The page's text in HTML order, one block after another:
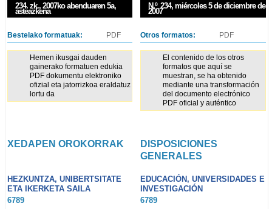
234. zk., 2007ko abenduaren 5a,
asteazkena
N.º 234, miércoles 5 de diciembre de
2007
Bestelako formatuak: PDF
Hemen ikusgai dauden
gainerako formatuen edukia
PDF dokumentu elektroniko
ofizial eta jatorrizkoa eraldatuz
lortu da
Otros formatos: PDF
El contenido de los otros
formatos que aquí se
muestran, se ha obtenido
mediante una transformación
del documento electrónico
PDF oficial y auténtico
XEDAPEN OROKORRAK
DISPOSICIONES
GENERALES
HEZKUNTZA, UNIBERTSITATE
ETA IKERKETA SAILA
EDUCACIÓN, UNIVERSIDADES E
INVESTIGACIÓN
6789
6789